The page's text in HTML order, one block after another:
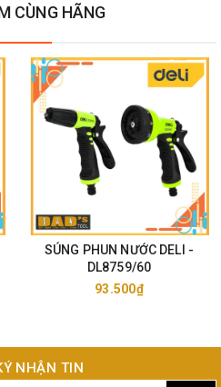
#DCA
#HICHEM
CÙNG HÃNG
SÚNG PHUN NƯỚC DELI -
DL8759/60
93.500₫
NHẬN TIN